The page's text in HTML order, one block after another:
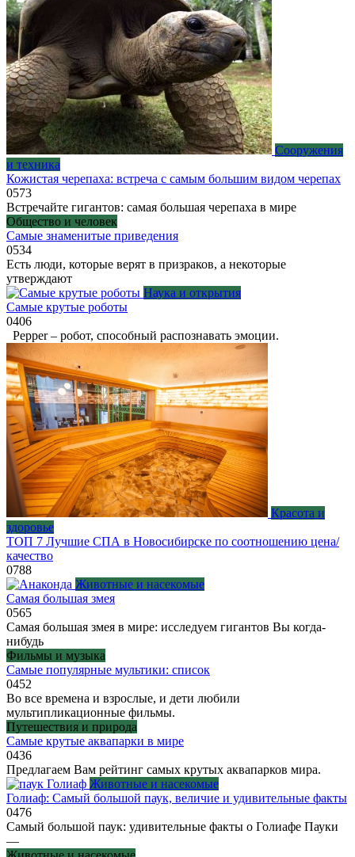
Сооружения
и техника
Кожистая черепаха: встреча с самым большим видом черепах
0573
Встречайте гигантов: самая большая черепаха в мире
Общество и человек
Самые знаменитые приведения
0534
Есть люди, которые верят в призраков, а некоторые
утверждают
Наука и открытия
Самые крутые роботы
0406
Pepper – робот, способный распознавать эмоции.
Красота и
здоровье
ТОП 7 Лучшие СПА в Новосибирске по соотношению цена/
качество
0788
Животные и насекомые
Самая большая змея
0565
Самая большая змея в мире: исследуем гигантов Вы когда-
нибудь
Фильмы и музыка
Самые популярные мультики: список
0452
Во все времена и взрослые, и дети любили
мультипликационные фильмы.
Путешествия и природа
Самые крутые аквапарки в мире
0436
Предлагаем Вам рейтинг самых крутых аквапарков мира.
Животные и насекомые
Голиаф: Самый большой паук, величие и удивительные факты
0476
Самый большой паук: удивительные факты о Голиафе Пауки
—